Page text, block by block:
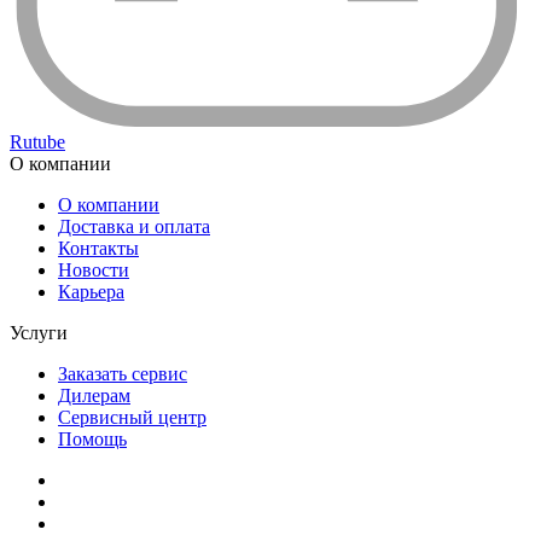
Rutube
О компании
О компании
Доставка и оплата
Контакты
Новости
Карьера
Услуги
Заказать сервис
Дилерам
Сервисный центр
Помощь